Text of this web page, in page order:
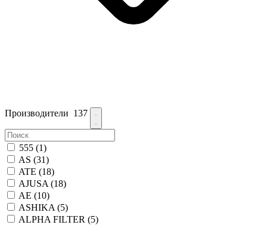
Производители 137
555 (1)
AS (31)
ATE (18)
AJUSA (18)
AE (10)
ASHIKA (5)
ALPHA FILTER (5)